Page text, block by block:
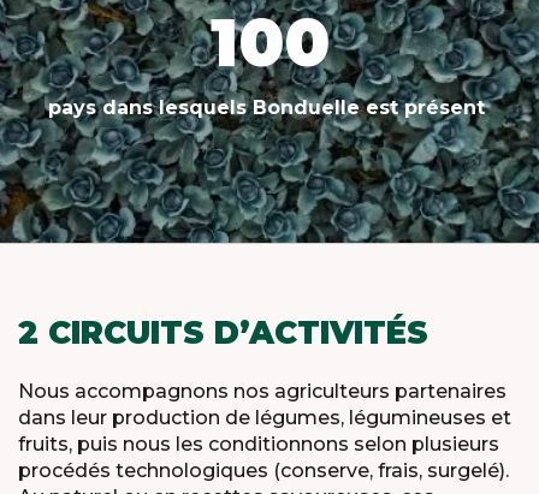
100
pays dans lesquels Bonduelle est présent
2 CIRCUITS D’ACTIVITÉS
Nous accompagnons nos agriculteurs partenaires
dans leur production de légumes, légumineuses et
fruits, puis nous les conditionnons selon plusieurs
procédés technologiques (conserve, frais, surgelé).